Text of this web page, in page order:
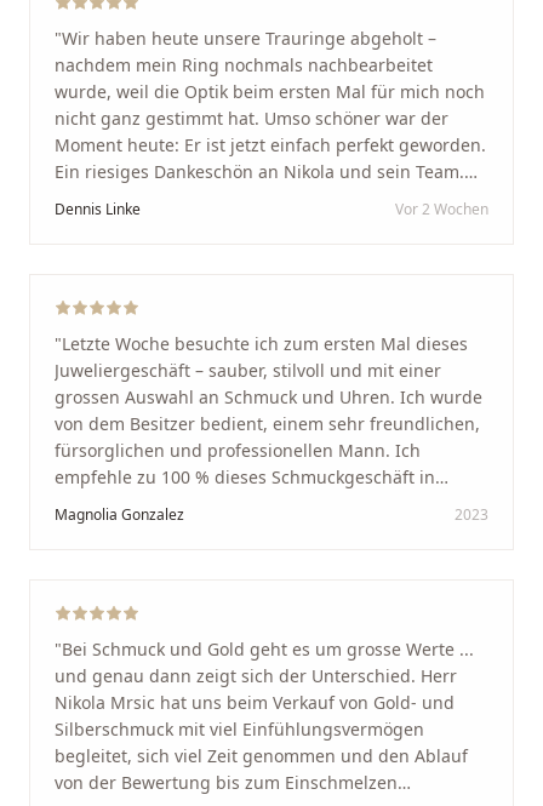
"Wir haben heute unsere Trauringe abgeholt –
nachdem mein Ring nochmals nachbearbeitet
wurde, weil die Optik beim ersten Mal für mich noch
nicht ganz gestimmt hat. Umso schöner war der
Moment heute: Er ist jetzt einfach perfekt geworden.
Ein riesiges Dankeschön an Nikola und sein Team.
Vom ersten Termin an wurden wir jedes Mal
Arbeit und seine Kunden wirklich am Herzen liegen.
Service und echte Herzlichkeit schätzt, ist hier genau
richtig."
Dennis Linke Vor 2 Wochen
"Letzte Woche besuchte ich zum ersten Mal dieses
Juweliergeschäft – sauber, stilvoll und mit einer
grossen Auswahl an Schmuck und Uhren. Ich wurde
von dem Besitzer bedient, einem sehr freundlichen,
fürsorglichen und professionellen Mann. Ich
empfehle zu 100 % dieses Schmuckgeschäft in
Schaffhausen. Ich selbst war sehr zufrieden und
glücklich mit der Behandlung. Ich danke Ihnen – ich
Magnolia Gonzalez 2023
"Bei Schmuck und Gold geht es um grosse Werte ...
und genau dann zeigt sich der Unterschied. Herr
Nikola Mrsic hat uns beim Verkauf von Gold- und
Silberschmuck mit viel Einfühlungsvermögen
begleitet, sich viel Zeit genommen und den Ablauf
von der Bewertung bis zum Einschmelzen